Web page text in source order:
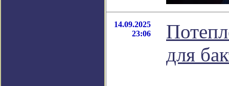
14.09.2025
23:06
для